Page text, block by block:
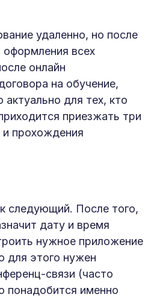
удаленно, но после
оформления всех
онлайн
на обучение,
для тех, кто
приезжать три
и прохождения
следующий. После того,
дату и время
нужное приложение
для этого нужен
связи (часто
понадобится именно